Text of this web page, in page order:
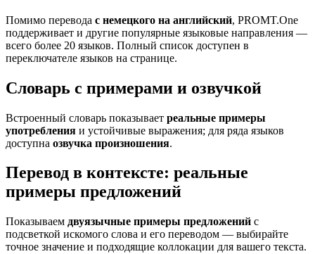
Помимо перевода с немецкого на английский, PROMT.One
поддерживает и другие популярные языковые направления —
всего более 20 языков. Полный список доступен в
переключателе языков на странице.
Словарь с примерами и озвучкой
Встроенный словарь показывает реальные примеры
употребления и устойчивые выражения; для ряда языков
доступна озвучка произношения.
Перевод в контексте: реальные
примеры предложений
Показываем двуязычные примеры предложений с
подсветкой искомого слова и его переводом — выбирайте
точное значение и подходящие коллокации для вашего текста.